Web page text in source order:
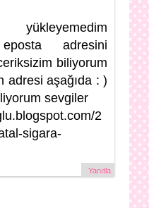
adresini
biliyorum
adresi aşağıda : )
sevgiler
2
sigara-
Yanıtla